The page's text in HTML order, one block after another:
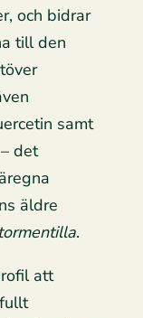
och bidrar
till den
samt
det
äldre
.
att